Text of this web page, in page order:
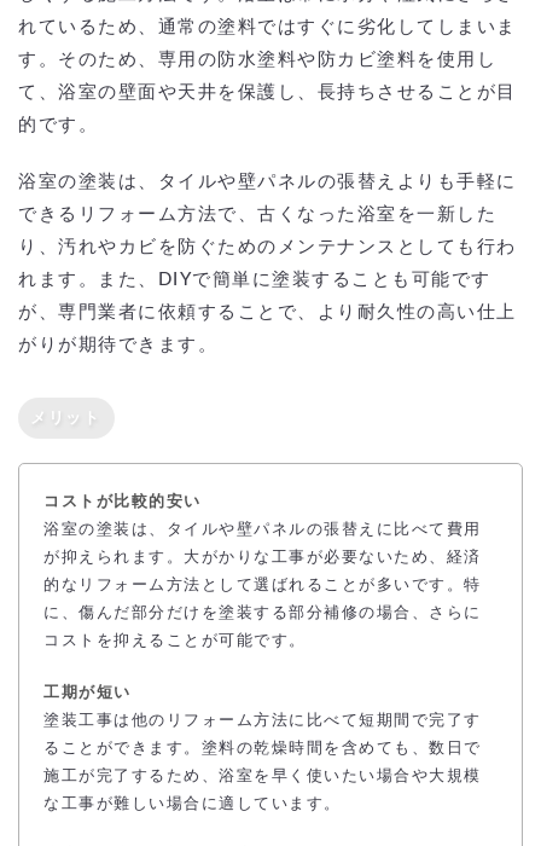
れているため、通常の塗料ではすぐに劣化してしまいま
す。そのため、専用の防水塗料や防カビ塗料を使用し
て、浴室の壁面や天井を保護し、長持ちさせることが目
的です。
浴室の塗装は、タイルや壁パネルの張替えよりも手軽に
できるリフォーム方法で、古くなった浴室を一新した
り、汚れやカビを防ぐためのメンテナンスとしても行わ
れます。また、DIYで簡単に塗装することも可能です
が、専門業者に依頼することで、より耐久性の高い仕上
がりが期待できます。
メリット
コストが比較的安い
浴室の塗装は、タイルや壁パネルの張替えに比べて費用
が抑えられます。大がかりな工事が必要ないため、経済
的なリフォーム方法として選ばれることが多いです。特
に、傷んだ部分だけを塗装する部分補修の場合、さらに
コストを抑えることが可能です。
工期が短い
塗装工事は他のリフォーム方法に比べて短期間で完了す
ることができます。塗料の乾燥時間を含めても、数日で
施工が完了するため、浴室を早く使いたい場合や大規模
な工事が難しい場合に適しています。